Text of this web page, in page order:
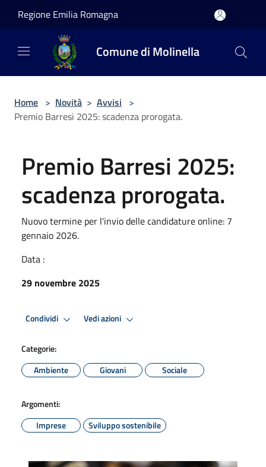
Regione Emilia Romagna
Comune di Molinella
Home > Novità > Avvisi >
Premio Barresi 2025: scadenza prorogata.
Premio Barresi 2025:
scadenza prorogata.
Nuovo termine per l'invio delle candidature online: 7
gennaio 2026.
Data :
29 novembre 2025
Condividi Vedi azioni
Categorie:
Ambiente
Giovani Sociale
Argomenti:
Imprese
Sviluppo sostenibile